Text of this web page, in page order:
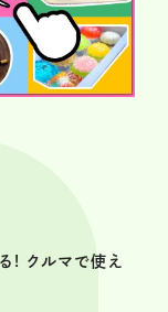
! クルマで使え